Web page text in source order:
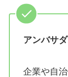
アンバサ
企業や自